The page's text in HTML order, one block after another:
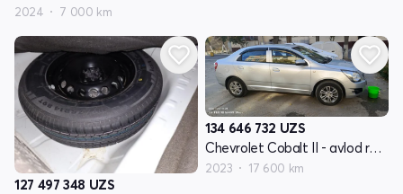
2024 7 000 km
127 497 348 UZS
134 646 732 UZS
Chevrolet Cobalt II - avlod restyling
2023 17 600 km